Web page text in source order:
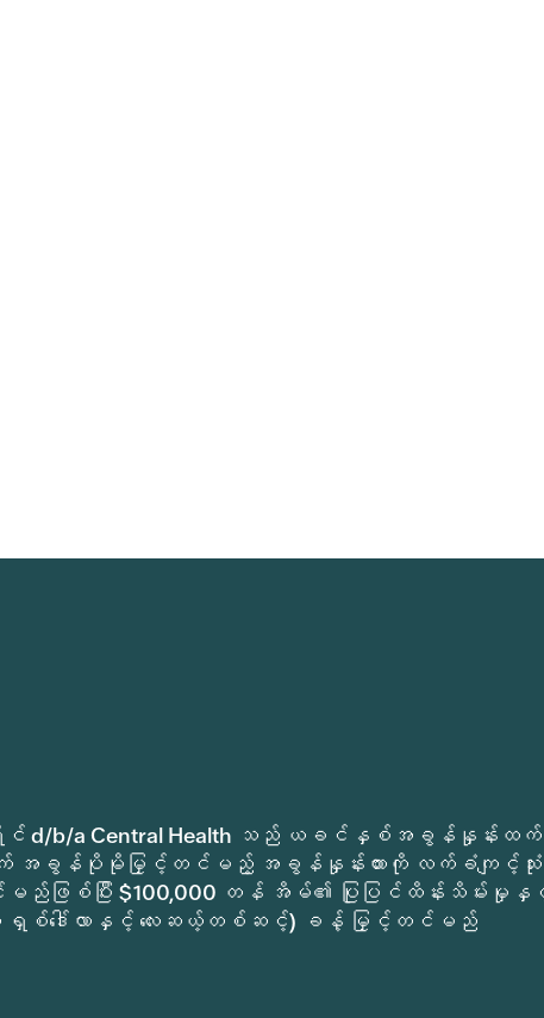
က်မှုခရိုင် d/b/a Central Health သည် ယခင်နှစ်အခွန်နှုန်းထက်
အခွန်ပိုမိုမြှင့်တင်မည့် အခွန်နှုန်းထားကို လက်ခံကျင့်သုံ
ဖြစ်ပြီး $100,000 တန် အိမ်၏ ပြုပြင်ထိန်းသိမ်းမှုနှ
ရှစ်ဒေါ်လာနှင့် လေးဆယ့်တစ်ဆင့်) ခန့် မြှင့်တင်မည်